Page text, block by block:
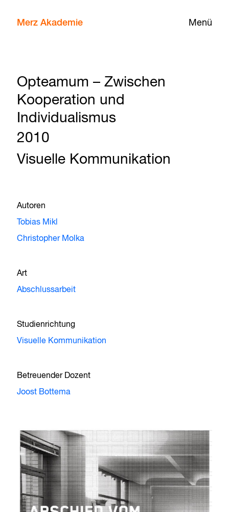
Menü
Merz Akademie
Opteamum – Zwischen
Kooperation und
Individualismus
2010
Visuelle Kommunikation
Autoren
Tobias Mikl
Christopher Molka
Art
Abschlussarbeit
Studienrichtung
Visuelle Kommunikation
Betreuender Dozent
Joost Bottema